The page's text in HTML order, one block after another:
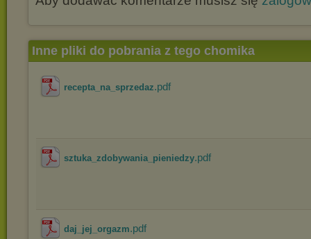
Inne pliki do pobrania z tego chomika
recepta_na_sprzedaz.pdf
sztuka_zdobywania_pieniedzy.pdf
daj_jej_orgazm.pdf